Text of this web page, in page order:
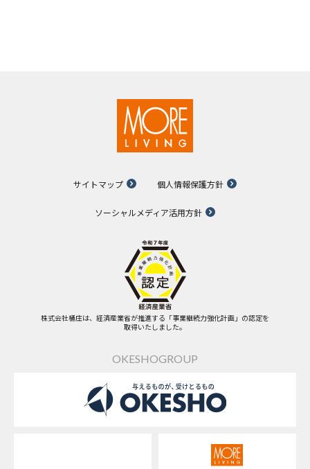
サイトマップ 個人情報保護方針
ソーシャルメディア活用方針
株式会社桶庄は、経済産業省が推進する「事業継続力強化計画」の認定を
取得いたしました。
OKESHOGROUP